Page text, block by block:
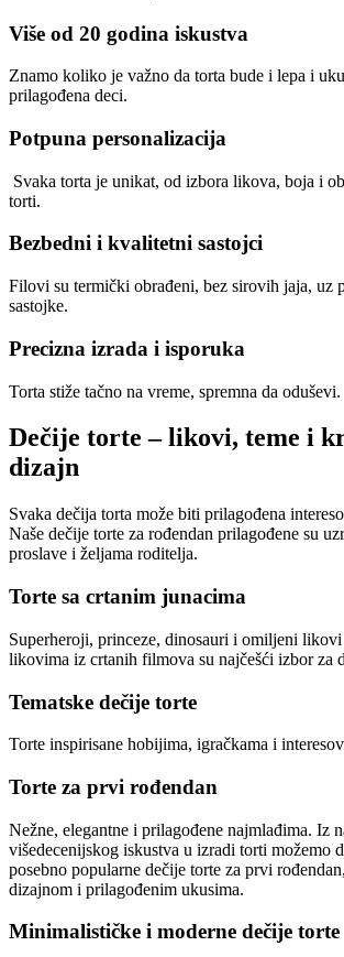
Više od 20 godina iskustva
Znamo koliko je važno da torta bude i lepa i
prilagođena deci.
Potpuna personalizacija
Svaka torta je unikat, od izbora likova, boja i
torti.
Bezbedni i kvalitetni sastojci
Filovi su termički obrađeni, bez sirovih jaja, uz
sastojke.
Precizna izrada i isporuka
Torta stiže tačno na vreme, spremna da oduševi.
Dečije torte – likovi, teme i
dizajn
Svaka dečija torta može biti prilagođena
Naše dečije torte za rođendan prilagođene su
proslave i željama roditelja.
Torte sa crtanim junacima
Superheroji, princeze, dinosauri i omiljeni likovi
likovima iz crtanih filmova su najčešći izbor za
Tematske dečije torte
Torte inspirisane hobijima, igračkama i
Torte za prvi rođendan
Nežne, elegantne i prilagođene najmlađima. Iz
višedecenijskog iskustva u izradi torti možemo
posebno popularne dečije torte za prvi
dizajnom i prilagođenim ukusima.
Minimalističke i moderne dečije torte